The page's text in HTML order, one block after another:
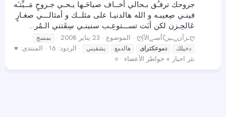
جروحك ترفـُق بـحالي أخــاف صياحَـها يـحـي جـروحٍ مَــيِّتـَه
فينـي صِعيبـه و الله هالدنيـا على مثلــك و أمثالـــي صغـارٍ
عَالحِـزن لكن أبَت تســـتوعِـب سنينـي سِقَتني الـمُر...
ღأسـ‗الآإζـزآن‗ـيرღ الموضوع 23 يناير 2008
بمسج
دخيلك
دموعكتراى هالدمع يشقيني الردود: 16 المنتدى: ♥
نثر احبار » خواطر الأعضاء • ०